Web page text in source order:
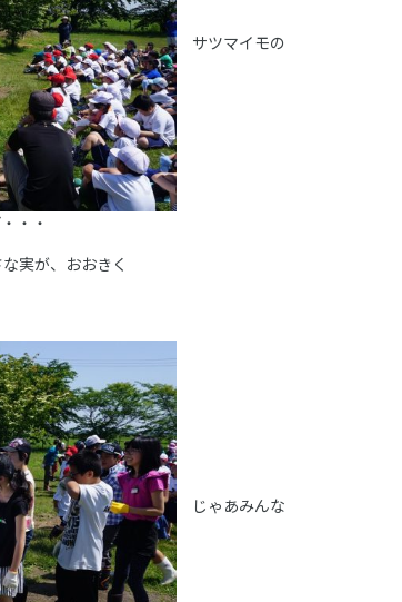
サツマイモの
・・
実が、おおきく
じゃあみんな